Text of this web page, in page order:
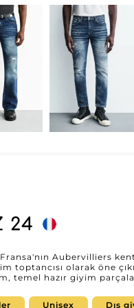
güvencesidir.
Fashion Wholesaler
profiline ve doğrudan
keşfedin;
sağlar.
24
Aubervilliers
toptancısı olarak öne
temel hazır giyim
değişen taleplerine yanıt
Unisex Dış